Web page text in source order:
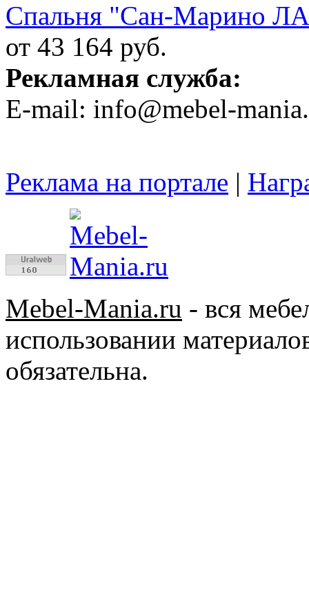
Спальня "Сан-Марино
от 43 164 руб.
Рекламная служба:
E-mail: info@mebel-
Реклама на портале |
Mebel-Mania.ru - вся
использовании
обязательна.